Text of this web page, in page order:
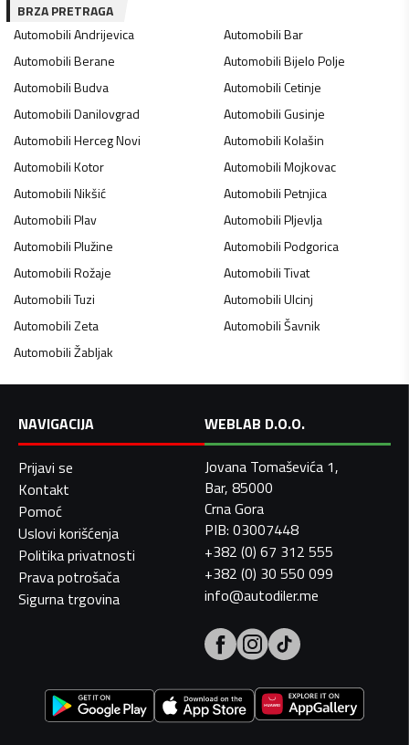
BRZA PRETRAGA
AutomobiliAndrijevica AutomobiliBar
AutomobiliBerane AutomobiliBijelo Polje
AutomobiliBudva AutomobiliCetinje
AutomobiliDanilovgrad AutomobiliGusinje
AutomobiliHerceg Novi AutomobiliKolašin
AutomobiliKotor AutomobiliMojkovac
AutomobiliNikšić AutomobiliPetnjica
AutomobiliPlav AutomobiliPljevlja
AutomobiliPlužine AutomobiliPodgorica
AutomobiliRožaje AutomobiliTivat
AutomobiliTuzi AutomobiliUlcinj
AutomobiliZeta AutomobiliŠavnik
AutomobiliŽabljak
NAVIGACIJA
Prijavi se
Kontakt
Pomoć
Uslovi korišćenja
Politika privatnosti
Prava potrošača
Sigurna trgovina
WEBLAB D.O.O.
Jovana Tomaševića 1,
Bar, 85000
Crna Gora
PIB: 03007448
+382 (0) 67 312 555
+382 (0) 30 550 099
info@autodiler.me